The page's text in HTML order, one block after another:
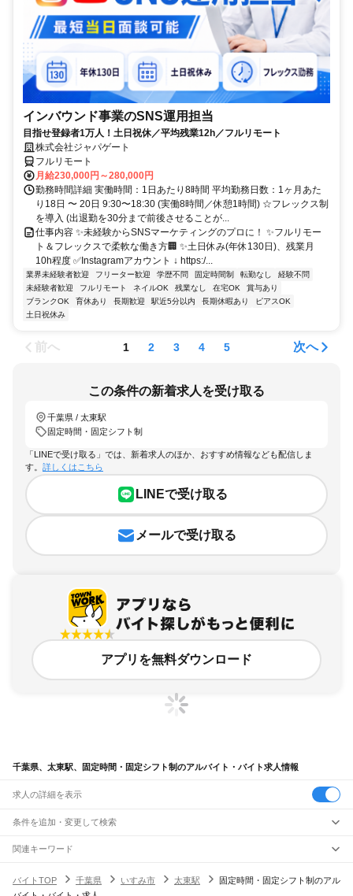
インバウンド事業のSNS運用担当
目指せ登録者1万人！土日祝休／平均残業12h／フルリモート
株式会社ジャパゲート
フルリモート
月給230,000円～280,000円
勤務時間詳細 実働時間：1日あたり8時間 平均勤務日数：1ヶ月あた
り18日 〜 20日 9:30〜18:30 (実働8時間／休憩1時間) ☆フレックス制
を導入 (出退勤を30分まで前後させることが...
仕事内容 ✨未経験からSNSマーケティングのプロに！ ✨フルリモー
ト＆フレックスで柔軟な働き方🏢 ✨土日休み(年休130日)、残業月
10h程度 ✅Instagramアカウント ↓ https:/...
業界未経験者歓迎 フリーター歓迎 学歴不問 固定時間制 転勤なし
経験不問
未経験者歓迎
フルリモート ネイルOK 残業なし 在宅OK
賞与あり
ブランクOK
育休あり 長期歓迎 駅近5分以内 長期休暇あり
ピアスOK
土日祝休み
前へ 1 2 3 4 5 次へ
この条件の新着求人を受け取る
千葉県 / 太東駅
固定時間・固定シフト制
「LINEで受け取る」では、新着求人のほか、おすすめ情報なども配信しま
す。 詳しくはこちら
LINEで受け取る
メールで受け取る
アプリを無料ダウンロード
千葉県、太東駅、固定時間・固定シフト制のアルバイト・バイト求人情報
求人の詳細を表示
条件を追加・変更して検索
市区町村を追加・変更
千葉県すべて
駅を追加・変更
関連キーワード
バイトTOP
千葉県 いすみ市 太東駅
固定時間・固定シフト制のアル